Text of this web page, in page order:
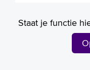
Staat je functie